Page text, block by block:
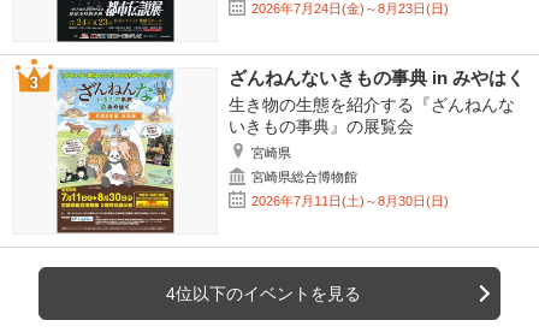
2026年7月24日(金)～8月23日(日)
ざんねんないきもの事典 in みやはく
生き物の生態を紹介する『ざんねんな
いきもの事典』の展覧会
宮崎県
宮崎県総合博物館
2026年7月11日(土)～8月30日(日)
4位以下のイベントを見る